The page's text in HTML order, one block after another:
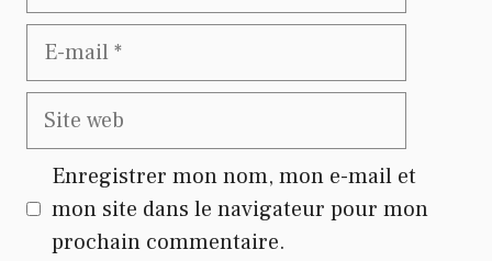
E-
Site
Enregistrer mon nom, mon e-mail et
mon site dans le navigateur pour mon
prochain commentaire.